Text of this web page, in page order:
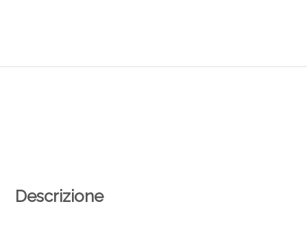
Descrizione